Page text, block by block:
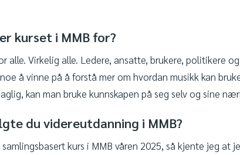
kurset i MMB for?
alle. Virkelig alle. Ledere, ansatte, brukere, politikere
å vinne på å forstå mer om hvordan musikk kan
kan man bruke kunnskapen på seg selv og sine
du videreutdanning i MMB?
kurs i MMB våren 2025, så kjente jeg at